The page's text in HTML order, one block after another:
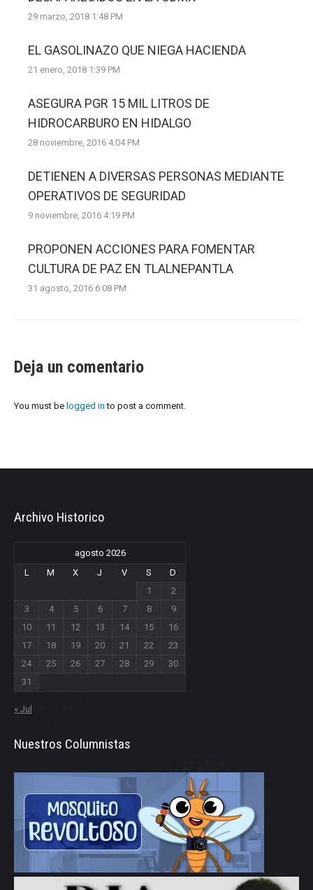
29 marzo, 2018 1:48 PM
EL GASOLINAZO QUE NIEGA HACIENDA
21 enero, 2018 1:39 PM
ASEGURA PGR 15 MIL LITROS DE
HIDROCARBURO EN HIDALGO
28 noviembre, 2016 4:04 PM
DETIENEN A DIVERSAS PERSONAS MEDIANTE
OPERATIVOS DE SEGURIDAD
9 noviembre, 2016 4:19 PM
PROPONEN ACCIONES PARA FOMENTAR
CULTURA DE PAZ EN TLALNEPANTLA
31 agosto, 2016 6:08 PM
Deja un comentario
You must be logged in to post a comment.
Archivo Historico
agosto 2026
L
M X J V S
D
1
2
3
4 5 6 7 8
9
10
11 12 13 14 15
16
17
18 19 20 21 22
23
24
25 26 27 28 29
30
31
« Jul
Nuestros Columnistas